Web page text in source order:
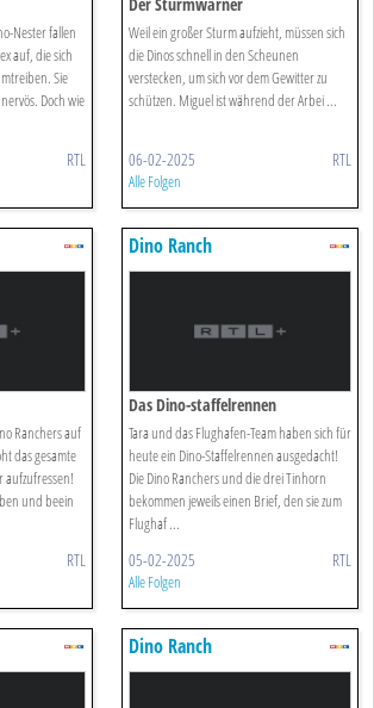
Nester fallen
auf, die sich
Sie
Doch wie
RTL
Der Sturmwarner
Weil ein großer Sturm aufzieht, müssen sich
die Dinos schnell in den Scheunen
verstecken, um sich vor dem Gewitter zu
schützen. Miguel ist während der Arbei ...
06-02-2025 RTL
Alle Folgen
Ranchers auf
das gesamte
aufzufressen!
und beein
RTL
Dino Ranch
Das Dino-staffelrennen
Tara und das Flughafen-Team haben sich für
heute ein Dino-Staffelrennen ausgedacht!
Die Dino Ranchers und die drei Tinhorn
bekommen jeweils einen Brief, den sie zum
Flughaf ...
05-02-2025 RTL
Alle Folgen
Dino Ranch